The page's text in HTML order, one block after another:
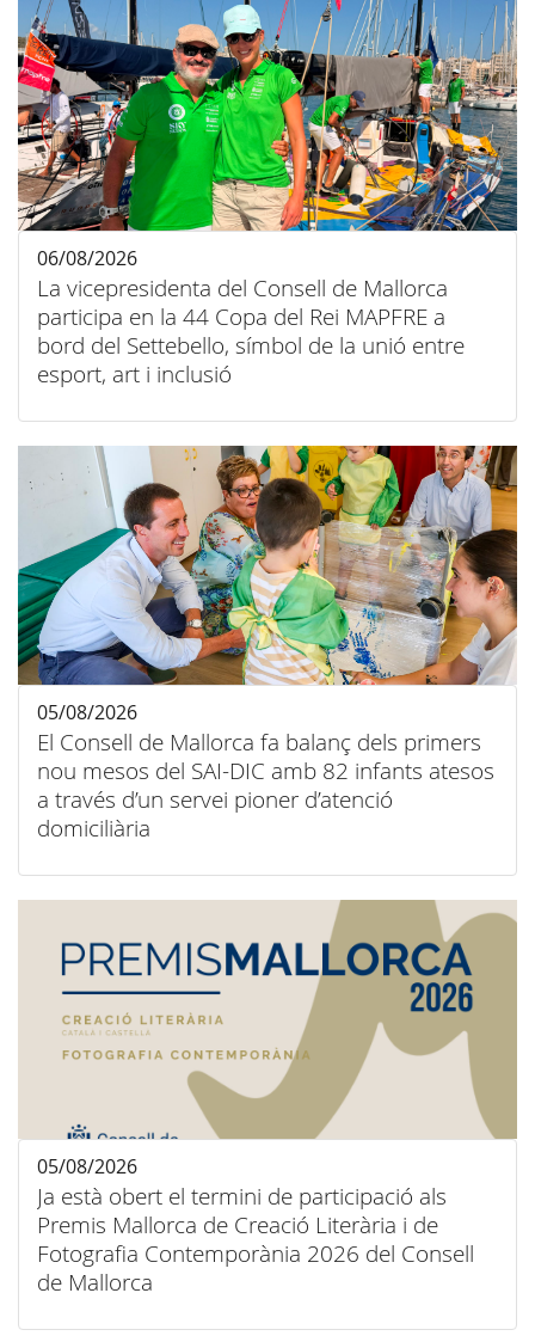
La vicepresidenta del Consell de Mallorca
participa en la 44 Copa del Rei MAPFRE a
bord del Settebello, símbol de la unió entre
esport, art i inclusió
06/08/2026
El Consell de Mallorca fa balanç dels primers
nou mesos del SAI-DIC amb 82 infants atesos
a través d’un servei pioner d’atenció
domiciliària
05/08/2026
Ja està obert el termini de participació als
Premis Mallorca de Creació Literària i de
Fotografia Contemporània 2026 del Consell
de Mallorca
05/08/2026